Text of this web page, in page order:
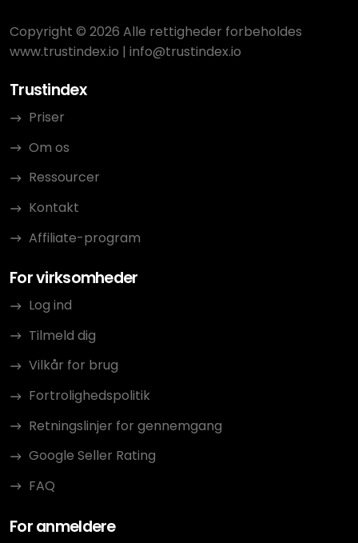
Copyright © 2026 Alle rettigheder forbeholdes
www.trustindex.io | info@trustindex.io
Trustindex
Priser
Om os
Ressourcer
Kontakt
Affiliate-program
For virksomheder
Log ind
Tilmeld dig
Vilkår for brug
Fortrolighedspolitik
Retningslinjer for gennemgang
Google Seller Rating
FAQ
For anmeldere